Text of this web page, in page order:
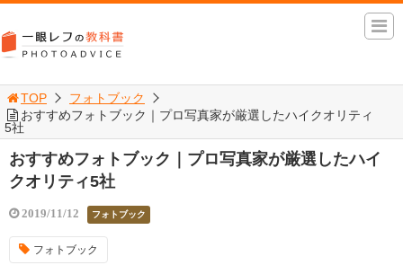
TOP
フォトブック
おすすめフォトブック｜プロ写真家が厳選したハイクオリティ
5社
おすすめフォトブック｜プロ写真家が厳選したハイ
クオリティ5社
2019/11/12 フォトブック
フォトブック